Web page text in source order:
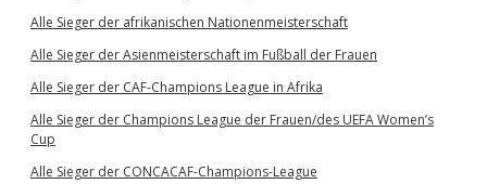
Alle Sieger der afrikanischen Nationenmeisterschaft
Alle Sieger der Asienmeisterschaft im Fußball der Frauen
Alle Sieger der CAF-Champions League in Afrika
Alle Sieger der Champions League der Frauen/des UEFA Women’s
Cup
Alle Sieger der CONCACAF-Champions-League